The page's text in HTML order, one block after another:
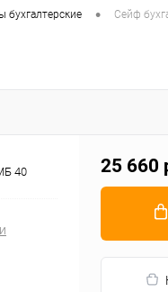
бухгалтерские • Сейф
40 25 660